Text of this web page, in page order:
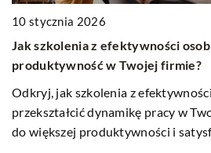
10 stycznia 2026
Jak szkolenia z efektywności
produktywność w Twojej firmie?
Odkryj, jak szkolenia z
przekształcić dynamikę pracy w
do większej produktywności i